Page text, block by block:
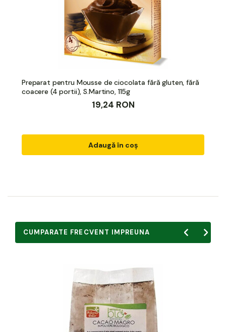
Preparat pentru Mousse de ciocolata fără gluten, fără
coacere (4 portii), S.Martino, 115g
19,24 RON
Adaugă în coș
CUMPARATE FRECVENT IMPREUNA